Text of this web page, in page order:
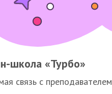
школа «Турбо»
связь с преподавателем